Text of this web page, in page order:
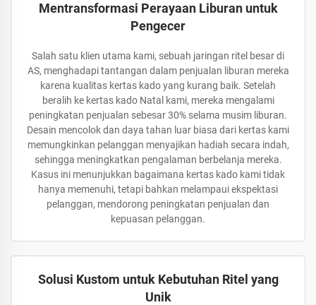
Mentransformasi Perayaan Liburan untuk
Pengecer
Salah satu klien utama kami, sebuah jaringan ritel besar di
AS, menghadapi tantangan dalam penjualan liburan mereka
karena kualitas kertas kado yang kurang baik. Setelah
beralih ke kertas kado Natal kami, mereka mengalami
peningkatan penjualan sebesar 30% selama musim liburan.
Desain mencolok dan daya tahan luar biasa dari kertas kami
memungkinkan pelanggan menyajikan hadiah secara indah,
sehingga meningkatkan pengalaman berbelanja mereka.
Kasus ini menunjukkan bagaimana kertas kado kami tidak
hanya memenuhi, tetapi bahkan melampaui ekspektasi
pelanggan, mendorong peningkatan penjualan dan
kepuasan pelanggan.
Solusi Kustom untuk Kebutuhan Ritel yang
Unik